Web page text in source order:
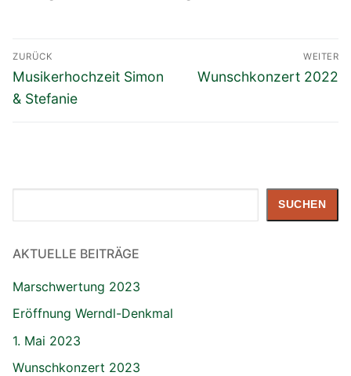
Beitragsnavigation
ZURÜCK
Vorheriger
Beitrag:
Musikerhochzeit Simon
& Stefanie
WEITER
Nächster
Wunschkonzert 2022
SUCHEN
AKTUELLE BEITRÄGE
Marschwertung 2023
Eröffnung Werndl-Denkmal
1. Mai 2023
Wunschkonzert 2023